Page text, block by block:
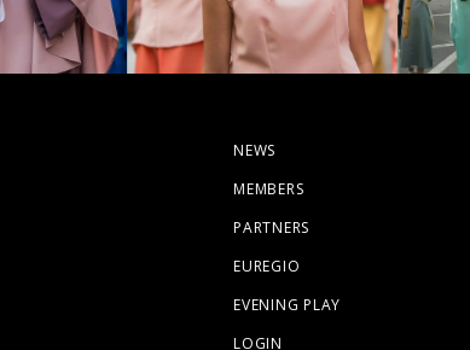
NEWS
MEMBERS
PARTNERS
EUREGIO
EVENING PLAY
LOGIN